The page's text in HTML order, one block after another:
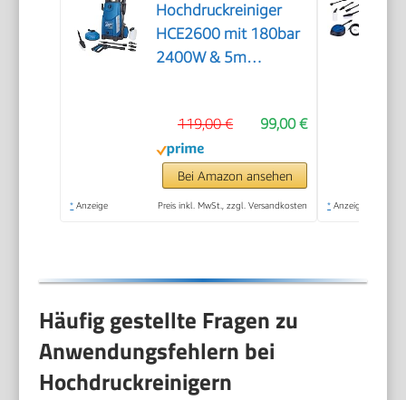
Hochdruckreiniger
HCE2600 mit 180bar
2400W & 5m
99,00 €
119,00 €
Bei Amazon ansehen
* Anzeige Preis inkl. MwSt., zzgl. Versandkosten * Anzeige
Häufig gestellte Fragen zu
Anwendungsfehlern bei
Hochdruckreinigern